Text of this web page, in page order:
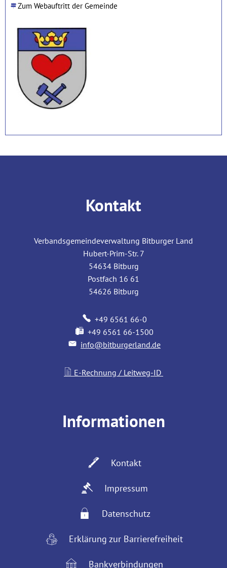
Zum Webauftritt der Gemeinde
Kontakt
Verbandsgemeindeverwaltung Bitburger Land
Hubert-Prim-Str. 7
54634 Bitburg
Postfach 16 61
54626 Bitburg
+49 6561 66-0
+49 6561 66-1500
info@bitburgerland.de
E-Rechnung / Leitweg-ID
Informationen
Kontakt
Impressum
Datenschutz
Erklärung zur Barrierefreiheit
Bankverbindungen